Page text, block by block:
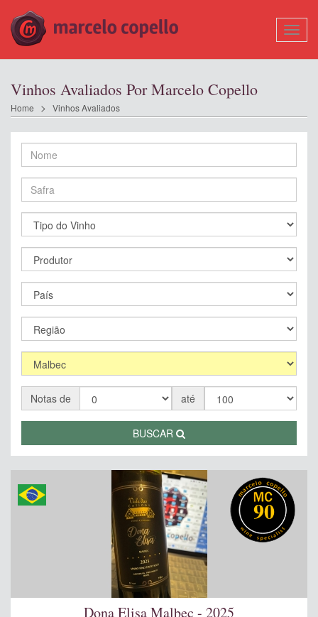
Vinhos Avaliados Por Marcelo Copello
Home Vinhos Avaliados
Notas de até
BUSCAR
90
Dona Elisa Malbec - 2025